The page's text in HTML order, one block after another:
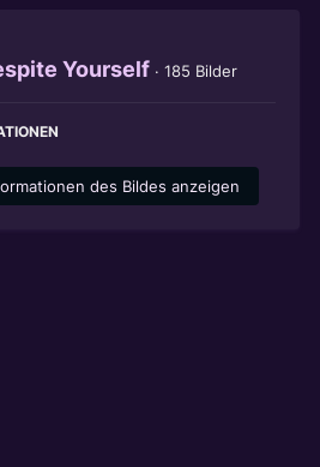
Yourself · 185 Bilder
des Bildes anzeigen